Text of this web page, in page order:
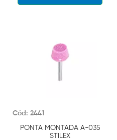
Cód: 2441
PONTA MONTADA A-035
STILEX